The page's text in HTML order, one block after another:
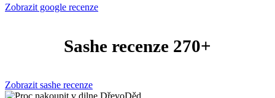
Zobrazit google recenze
Sashe recenze 270+
Zobrazit sashe recenze